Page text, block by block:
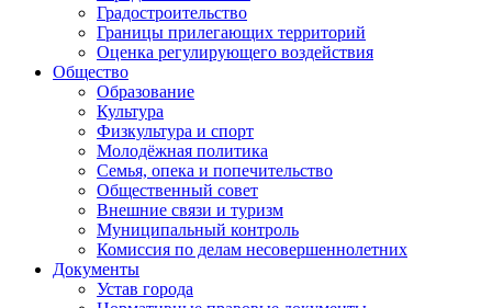
Градостроительство
Границы прилегающих территорий
Оценка регулирующего воздействия
Общество
Образование
Культура
Физкультура и спорт
Молодёжная политика
Семья, опека и попечительство
Общественный совет
Внешние связи и туризм
Муниципальный контроль
Комиссия по делам несовершеннолетних
Документы
Устав города